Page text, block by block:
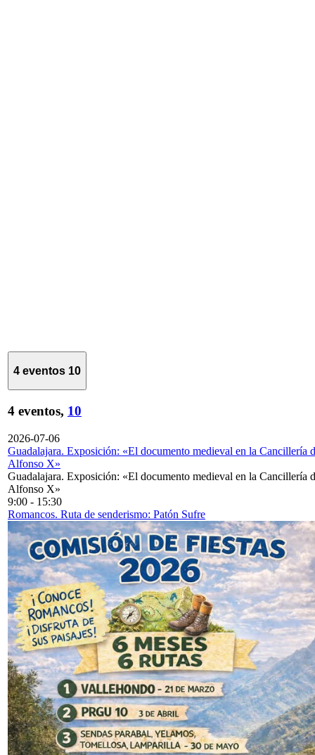
4 eventos 10
4 eventos, 10
2026-07-06
Guadalajara. Exposición: «El documento medieval en la Cancillería
Alfonso X»
Guadalajara. Exposición: «El documento medieval en la Cancillería
Alfonso X»
9:00 - 15:30
Romancos. Ruta de senderismo: Patón Sufre